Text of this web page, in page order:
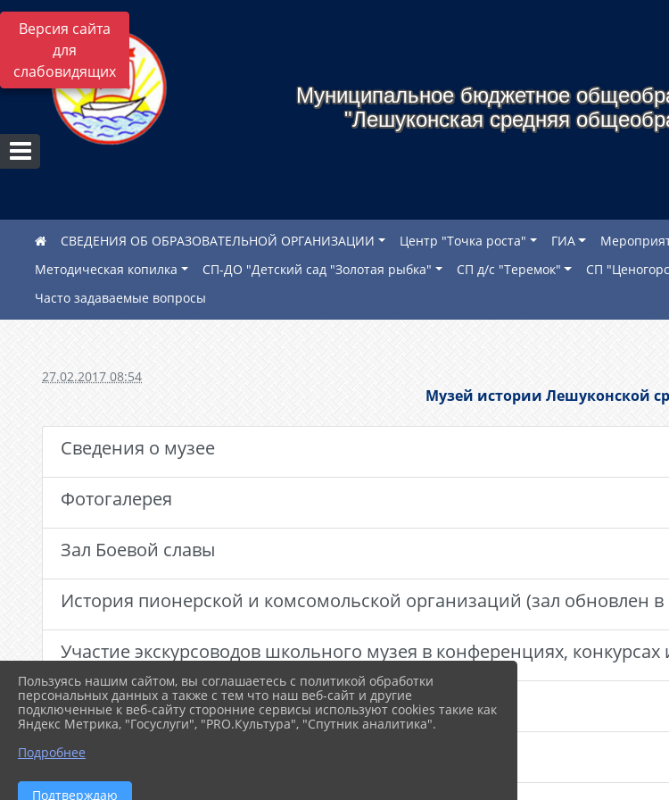
Версия сайта
для
слабовидящих
Муниципальное бюджетное
"Лешуконская средняя
СВЕДЕНИЯ ОБ ОБРАЗОВАТЕЛЬНОЙ ОРГАНИЗАЦИИ Центр "Точка роста" ГИА
Методическая копилка
СП-ДО "Детский сад "Золотая рыбка" СП д/с "Теремок" СП
Часто задаваемые вопросы
27.02.2017 08:54
Музей истории Лешуконской
Сведения о музее
Фотогалерея
Зал Боевой славы
История пионерской и комсомольской организаций (зал обновлен в
Участие экскурсоводов школьного музея в конференциях,
Наши достижения
Этапы развития школы
Пользуясь нашим сайтом, вы соглашаетесь с политикой обработки
персональных данных а также с тем что наш веб-сайт и другие
подключенные к веб-сайту сторонние сервисы используют cookies такие как
Яндекс Метрика, "Госуслуги", "PRO.Культура", "Спутник аналитика".
Подробнее
Подтверждаю